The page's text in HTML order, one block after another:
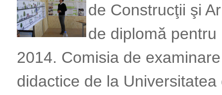
de Construcţii şi
de diplomă
2014. Comisia de
didactice de la